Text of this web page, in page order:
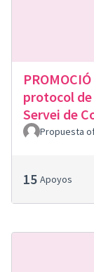
protocol
Servei de
Propuesta
15 Apoyos